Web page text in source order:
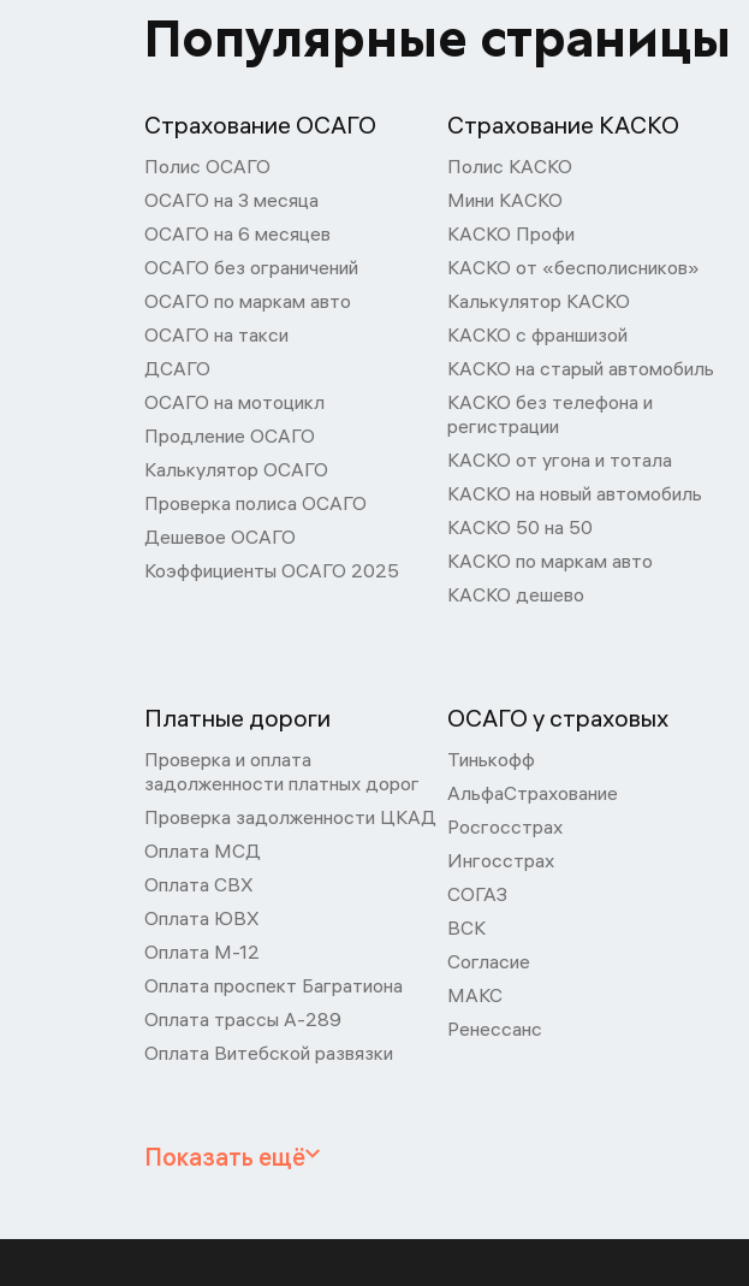
Популярные страницы
Страхование ОСАГО
Полис ОСАГО
ОСАГО на 3 месяца
ОСАГО на 6 месяцев
ОСАГО без ограничений
ОСАГО по маркам авто
ОСАГО на такси
ДСАГО
ОСАГО на мотоцикл
Продление ОСАГО
Калькулятор ОСАГО
Проверка полиса ОСАГО
Дешевое ОСАГО
Коэффициенты ОСАГО 2025
Страхование КАСКО
Полис КАСКО
Мини КАСКО
КАСКО Профи
КАСКО от «бесполисников»
Калькулятор КАСКО
КАСКО с франшизой
КАСКО на старый автомобиль
КАСКО без телефона и
регистрации
КАСКО от угона и тотала
КАСКО на новый автомобиль
КАСКО 50 на 50
КАСКО по маркам авто
КАСКО дешево
Платные дороги
Проверка и оплата
задолженности платных дорог
Проверка задолженности ЦКАД
Оплата МСД
Оплата СВХ
Оплата ЮВХ
Оплата М-12
Оплата проспект Багратиона
Оплата трассы А-289
Оплата Витебской развязки
ОСАГО у страховых
Тинькофф
АльфаСтрахование
Росгосстрах
Ингосстрах
СОГАЗ
ВСК
Согласие
МАКС
Ренессанс
Показать ещё